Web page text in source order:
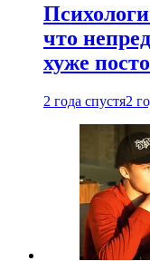
что
хуже
2 года спустя2